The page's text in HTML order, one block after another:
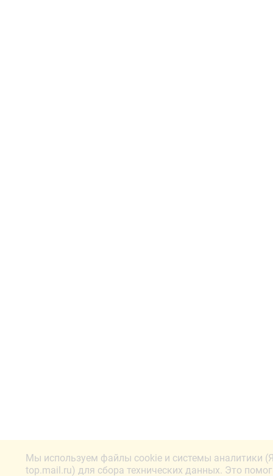
Мы используем файлы cookie и системы аналитики
top.mail.ru) для сбора технических данных. Это